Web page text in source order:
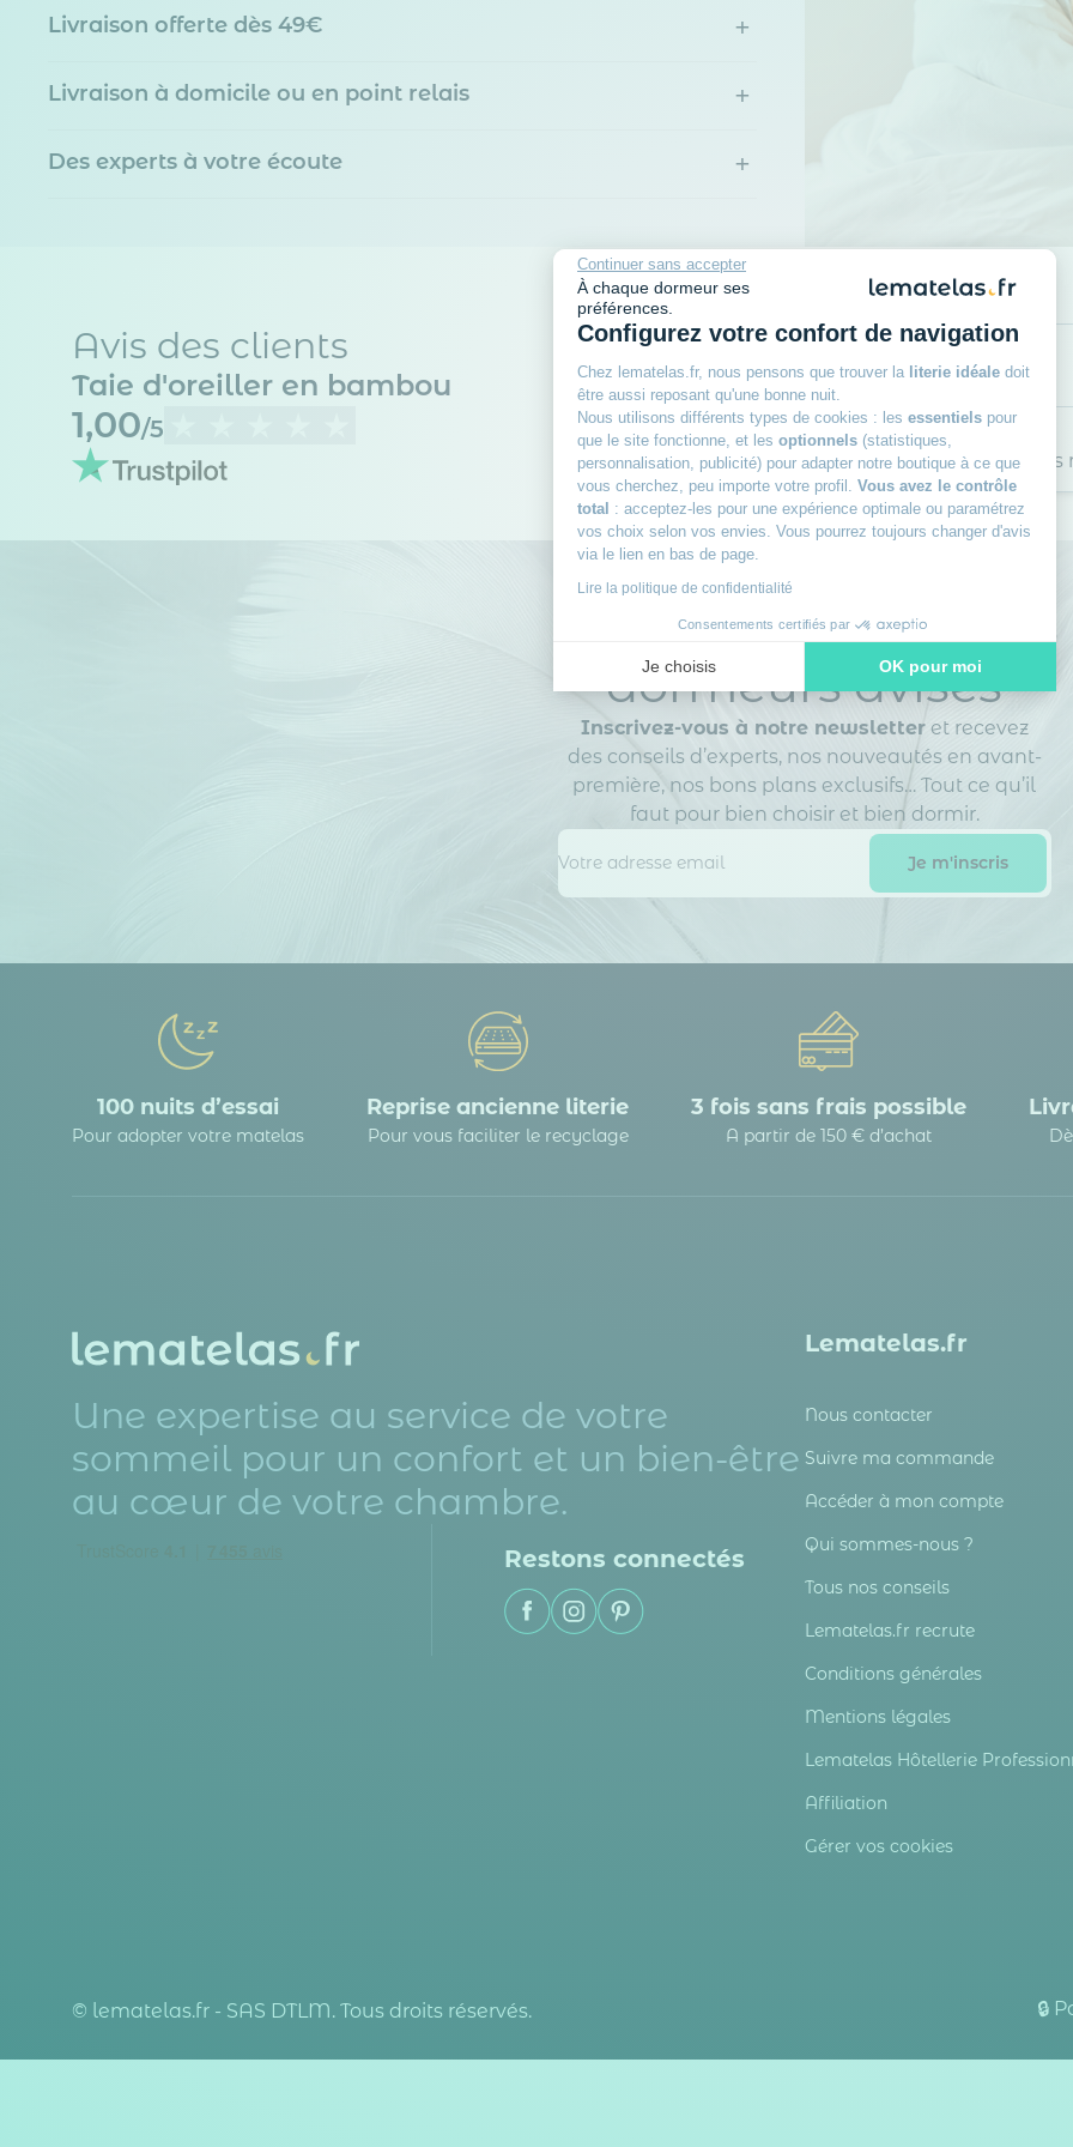
Continuer sans accepter
À chaque dormeur ses
préférences.
Configurez votre confort de navigation
Chez lematelas.fr, nous pensons que trouver la literie idéale doit
être aussi reposant qu'une bonne nuit.
Nous utilisons différents types de cookies : les essentiels pour
que le site fonctionne, et les optionnels (statistiques,
personnalisation, publicité) pour adapter notre boutique à ce que
vous cherchez, peu importe votre profil. Vous avez le contrôle
total : acceptez-les pour une expérience optimale ou paramétrez
vos choix selon vos envies. Vous pourrez toujours changer d'avis
via le lien en bas de page.
Lire la politique de confidentialité
Consentements certifiés par
Je choisis OK pour moi
Axeptio consent
Plateforme de Gestion du Consentement : Personnalisez vos
Notre plateforme vous permet d'adapter et de gérer vos
Livraison offerte dès 49€ +
Livraison à domicile ou en point relais +
Des experts à votre écoute +
Avis des clients
Taie d'oreiller en bambou
1,00/5
Taie d'oreiller en bambou
Je ne peux pas noter autrement, je n'ai jamais
Rejoignez le club des
dormeurs avisés
Inscrivez-vous à notre newsletteret recevez
des conseils d’experts, nos nouveautés en avant-
première, nos bons plans exclusifs… Tout ce qu’il
faut pour bien choisir et bien dormir.
100 nuits d’essai
Pour adopter votre matelas
Reprise ancienne literie
Pour vous faciliter le recyclage
3 fois sans frais possible
A partir de 150 € d’achat
Une expertise au service de votre
sommeil pour un confort et un bien-être
au cœur de votre chambre.
Restons connectés
Lematelas.fr
Nous contacter
Suivre ma commande
Accéder à mon compte
Qui sommes-nous ?
Tous nos conseils
Lematelas.fr recrute
Conditions générales
Mentions légales
Lematelas Hôtellerie
Affiliation
Gérer vos cookies
© lematelas.fr - SAS DTLM. Tous droits réservés. 🔒